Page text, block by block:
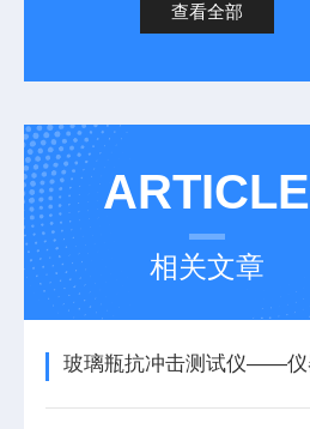
查看全部
ARTICLE
相关文章